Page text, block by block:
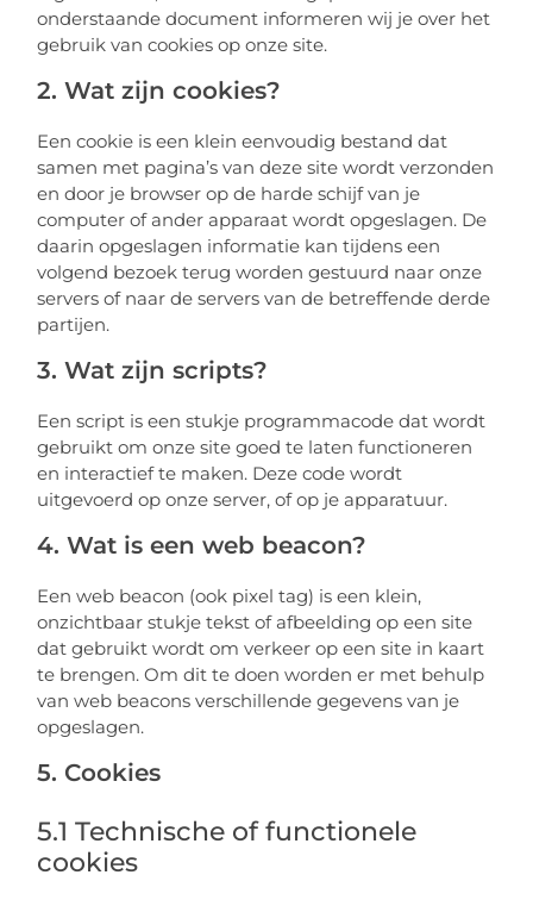
onderstaande document informeren wij je over het
gebruik van cookies op onze site.
2. Wat zijn cookies?
Een cookie is een klein eenvoudig bestand dat
samen met pagina’s van deze site wordt verzonden
en door je browser op de harde schijf van je
computer of ander apparaat wordt opgeslagen. De
daarin opgeslagen informatie kan tijdens een
volgend bezoek terug worden gestuurd naar onze
servers of naar de servers van de betreffende derde
partijen.
3. Wat zijn scripts?
Een script is een stukje programmacode dat wordt
gebruikt om onze site goed te laten functioneren
en interactief te maken. Deze code wordt
uitgevoerd op onze server, of op je apparatuur.
4. Wat is een web beacon?
Een web beacon (ook pixel tag) is een klein,
onzichtbaar stukje tekst of afbeelding op een site
dat gebruikt wordt om verkeer op een site in kaart
te brengen. Om dit te doen worden er met behulp
van web beacons verschillende gegevens van je
opgeslagen.
5. Cookies
5.1 Technische of functionele
cookies